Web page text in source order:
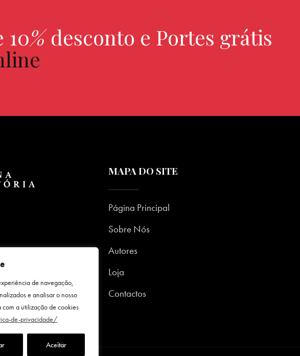
de navegação,
e analisar o nosso
a utilização de cookies
de-privacidade/
Aceitar
10%desconto e Portes grátis
MAPA DO SITE
Página Principal
Sobre Nós
Autores
Loja
Contactos